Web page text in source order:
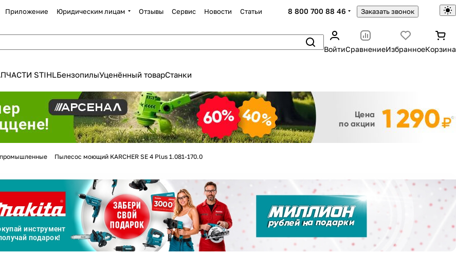
Приложение Юридическим лицам Отзывы Сервис Новости Статьи 8 800 700 88 46 Заказать звонок
ВойтиСравнениеИзбранноеКорзина
STIHLБензопилыУценённый товарСтанки
Пылесос моющий KARCHER SE 4 Plus 1.081-170.0
Закрыть
клиентов всех банков
оплату
частибез переплат
График платежей